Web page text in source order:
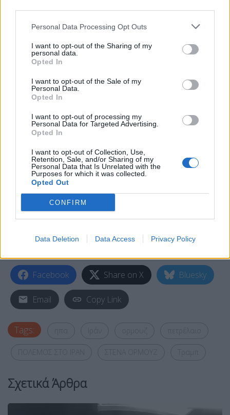
Personal Data Processing Opt Outs
I want to opt-out of the Sharing of my
personal data.
Opted In
I want to opt-out of the Sale of my
Personal Data.
Opted In
I want to opt-out of processing my
Personal Data for Targeted Advertising.
Opted In
I want to opt-out of Collection, Use,
Retention, Sale, and/or Sharing of my
Personal Data that Is Unrelated with the
Purposes for which it was collected.
Opted Out
CONFIRM
Data Deletion Data Access Privacy Policy
Facebook Share on X Bluesky
Email Copy Link
Tags:
Σχετικά Άρθρα